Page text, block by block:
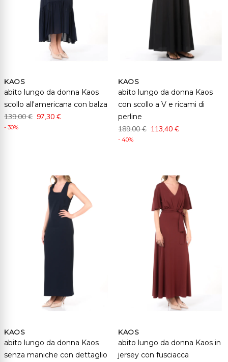
KAOS
abito lungo da donna Kaos
scollo all'americana con balza
139,00 € 97,30 €
- 30%
KAOS
abito lungo da donna Kaos
con scollo a V e ricami di
perline
189,00 € 113,40 €
- 40%
KAOS
abito lungo da donna Kaos
senza maniche con dettaglio
KAOS
abito lungo da donna Kaos in
jersey con fusciacca